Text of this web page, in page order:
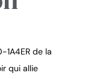
de la
qui allie